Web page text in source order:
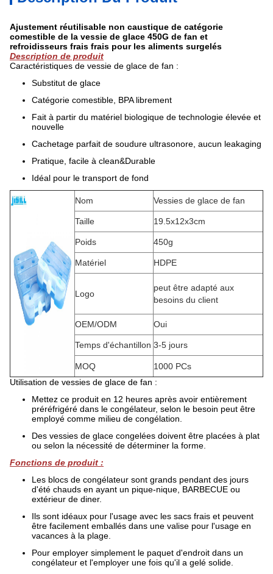
Ajustement réutilisable non caustique de catégorie
comestible de la vessie de glace 450G de fan et
refroidisseurs frais frais pour les aliments surgelés
Description de produit
Caractéristiques de vessie de glace de fan :
Substitut de glace
Catégorie comestible, BPA librement
Fait à partir du matériel biologique de technologie élevée et
nouvelle
Cachetage parfait de soudure ultrasonore, aucun leakaging
Pratique, facile à clean&Durable
Idéal pour le transport de fond
Nom Vessies de glace de fan
Taille 19.5x12x3cm
Poids 450g
Matériel HDPE
Logo
peut être adapté aux
besoins du client
OEM/ODM Oui
Temps d'échantillon 3-5 jours
MOQ
1000 PCs
Utilisation de vessies de glace de fan :
Mettez ce produit en 12 heures après avoir entièrement
préréfrigéré dans le congélateur, selon le besoin peut être
employé comme milieu de congélation.
Des vessies de glace congelées doivent être placées à plat
ou selon la nécessité de déterminer la forme.
Fonctions de produit :
Les blocs de congélateur sont grands pendant des jours
d'été chauds en ayant un pique-nique, BARBECUE ou
extérieur de diner.
Ils sont idéaux pour l'usage avec les sacs frais et peuvent
être facilement emballés dans une valise pour l'usage en
vacances à la plage.
Pour employer simplement le paquet d'endroit dans un
congélateur et l'employer une fois qu'il a gelé solide.